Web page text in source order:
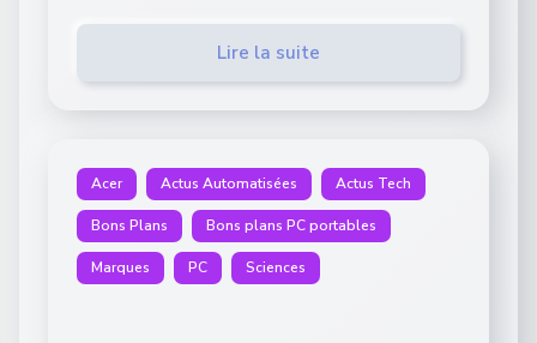
Lire la suite
Acer Actus Automatisées Actus Tech
Bons Plans Bons plans PC portables
Marques PC Sciences